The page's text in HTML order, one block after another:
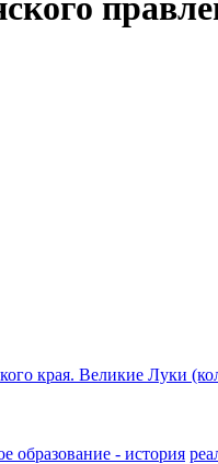
края. Великие Луки
образование - история